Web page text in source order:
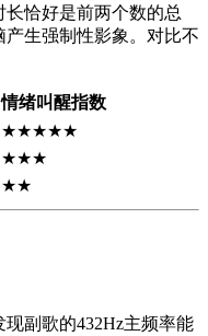
恰好是前两个数的总
生强制性影象。对比不
情绪叫醒指数
★★★★★
★★★
★★
副歌的432Hz主频率能